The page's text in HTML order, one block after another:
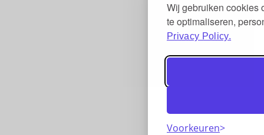
Wij gebruiken cookies
te optimaliseren,
Privacy Policy.
Voorkeuren